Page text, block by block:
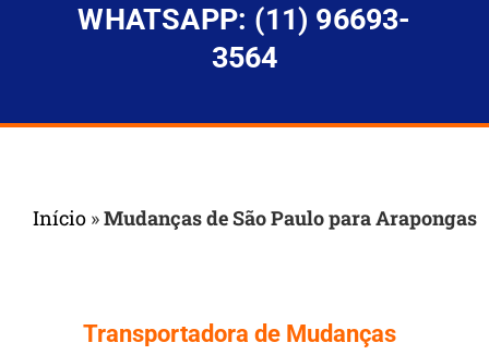
WHATSAPP: (11) 96693-
3564
Início »Mudanças de São Paulo para Arapongas
Transportadora de Mudanças